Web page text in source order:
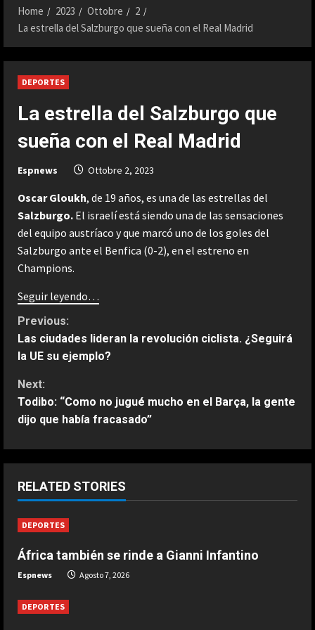
Home 2023 Ottobre
2
La estrella del Salzburgo que sueña con el Real Madrid
DEPORTES
La estrella del Salzburgo que
sueña con el Real Madrid
Espnews Ottobre 2, 2023
Oscar Gloukh, de 19 años, es una de las estrellas del
Salzburgo. El israelí está siendo una de las sensaciones
del equipo austríaco y que marcó uno de los goles del
Salzburgo ante el Benfica (0-2), en el estreno en
Champions.
Seguir leyendo…
C
o
n
t
i
u
e
R
a
Previous:
Las ciudades lideran la revolución ciclista. ¿Seguirá
la UE su ejemplo?
Next:
Todibo: “Como no jugué mucho en el Barça, la gente
dijo que había fracasado”
RELATED STORIES
DEPORTES
África también se rinde a Gianni Infantino
Espnews Agosto 7, 2026
DEPORTES
“Djokovic dice eso porque se está
de Fonseca a Novak
Un exnúmero uno sentencia a
de que Carlos esté en el US Open”